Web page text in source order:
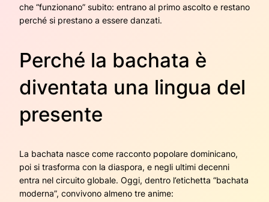
che “funzionano” subito: entrano al primo ascolto e restano
perché si prestano a essere danzati.
Perché la bachata è
diventata una lingua del
presente
La bachata nasce come racconto popolare dominicano,
poi si trasforma con la diaspora, e negli ultimi decenni
entra nel circuito globale. Oggi, dentro l’etichetta “bachata
moderna”, convivono almeno tre anime: